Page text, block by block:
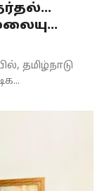
தமிழ்நாடு